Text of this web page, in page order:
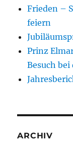
Frieden –
feiern
Prinz
Besuch
ARCHIV